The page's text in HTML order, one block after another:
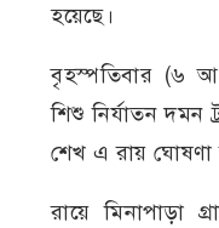
হয়েছে।
বৃহস্পতিবার (৬
শিশু নির্যাতন দমন
শেখ এ রায় ঘোষণা
রায়ে মিনাপাড়া